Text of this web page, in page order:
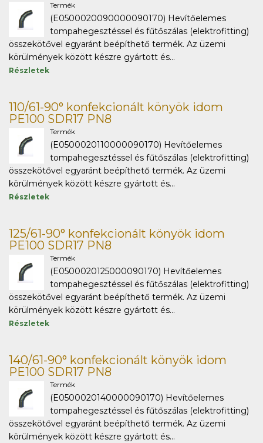
Termék
(E0500020090000090170) Hevítőelemes
tompahegesztéssel és fűtőszálas (elektrofitting)
összekötővel egyaránt beépíthető termék. Az üzemi
körülmények között készre gyártott és...
Részletek
110/61-90° konfekcionált könyök idom
PE100 SDR17 PN8
Termék
(E0500020110000090170) Hevítőelemes
tompahegesztéssel és fűtőszálas (elektrofitting)
összekötővel egyaránt beépíthető termék. Az üzemi
körülmények között készre gyártott és...
Részletek
125/61-90° konfekcionált könyök idom
PE100 SDR17 PN8
Termék
(E0500020125000090170) Hevítőelemes
tompahegesztéssel és fűtőszálas (elektrofitting)
összekötővel egyaránt beépíthető termék. Az üzemi
körülmények között készre gyártott és...
Részletek
140/61-90° konfekcionált könyök idom
PE100 SDR17 PN8
Termék
(E0500020140000090170) Hevítőelemes
tompahegesztéssel és fűtőszálas (elektrofitting)
összekötővel egyaránt beépíthető termék. Az üzemi
körülmények között készre gyártott és...